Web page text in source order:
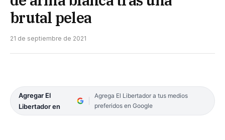
brutal pelea
21 de septiembre de 2021
Agregar El
Libertador en
Agrega El Libertador a tus medios
preferidos en Google